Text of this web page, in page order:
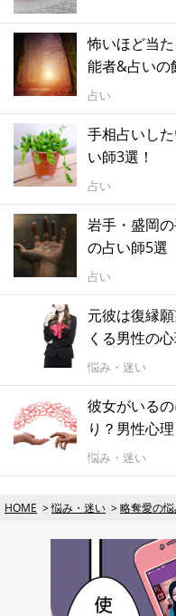
怖いほど当
能者&占いの
占い
手相占いし
い師3選！
占い
岩手・盛岡
の占い師5選
占い
元彼は復縁
くる男性の
悩み・迷い
彼女がいる
り？男性心
悩み・迷い
HOME 悩み・迷い 略奪愛の